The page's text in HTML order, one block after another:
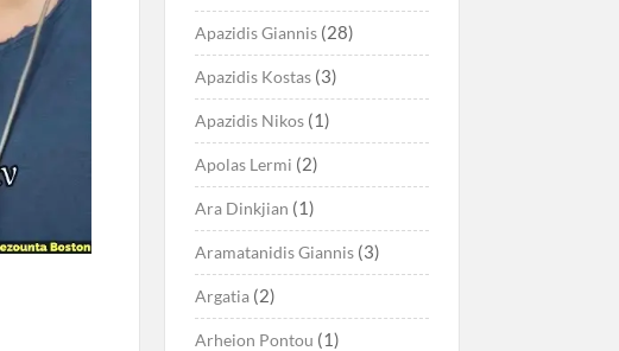
Apazidis Giannis(28)
Apazidis Kostas(3)
Apazidis Nikos(1)
Apolas Lermi (2)
Ara Dinkjian (1)
Aramatanidis Giannis(3)
Argatia(2)
Arheion Pontou (1)